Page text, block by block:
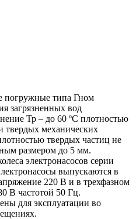
погружные типа Гном
загрязненных вод
Тр – до 60 ºС плотностью
твердых механических
твердых частиц не
размером до 5 мм.
электронасосов серии
выпускаются в
220 В и в трехфазном
В частотой 50 Гц.
для эксплуатации во